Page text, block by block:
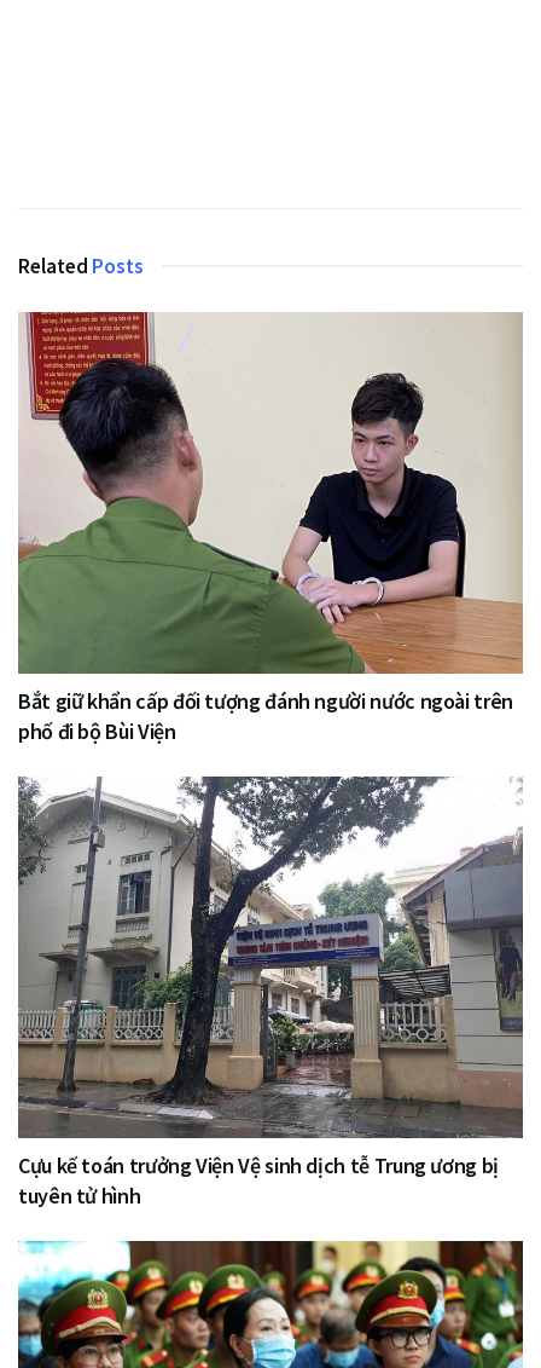
Related Posts
Bắt giữ khẩn cấp đối tượng đánh người nước ngoài trên
phố đi bộ Bùi Viện
Cựu kế toán trưởng Viện Vệ sinh dịch tễ Trung ương bị
tuyên tử hình